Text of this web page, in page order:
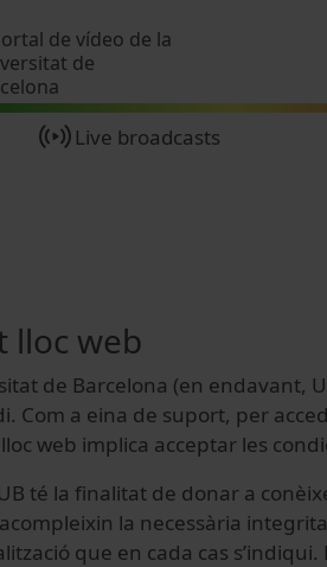
de vídeo de la
de
Live broadcasts
lloc web
de Barcelona (en endavant,
Com a eina de suport, per
web implica acceptar les
té la finalitat de donar a
la necessària
que en cada cas